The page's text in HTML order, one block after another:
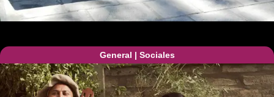
General | Sociales